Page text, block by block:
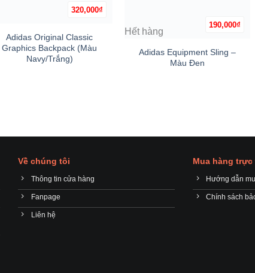
320,000₫
Adidas Original Classic
Graphics Backpack (Màu
Navy/Trắng)
190,000₫
+
Hết hàng
Adidas Equipment Sling –
Màu Đen
Về chúng tôi
Thông tin cửa hàng
Fanpage
Liên hệ
Mua hàng trực
Hướng dẫn
Chính sách